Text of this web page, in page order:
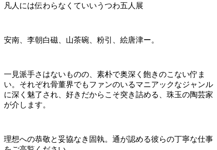
凡人には伝わらなくていいうつわ五人展
安南、李朝白磁、山茶碗、粉引、絵唐津ー。
一見派手さはないものの、素朴で奥深く飽きのこない佇ま
い。それぞれ骨董界でもファンのいるマニアックなジャンル
に深く魅了され、好きだからこそ突き詰める、珠玉の陶芸家
が介します。
理想への恭敬と妥協なき固執。通が認める彼らの丁寧な仕事